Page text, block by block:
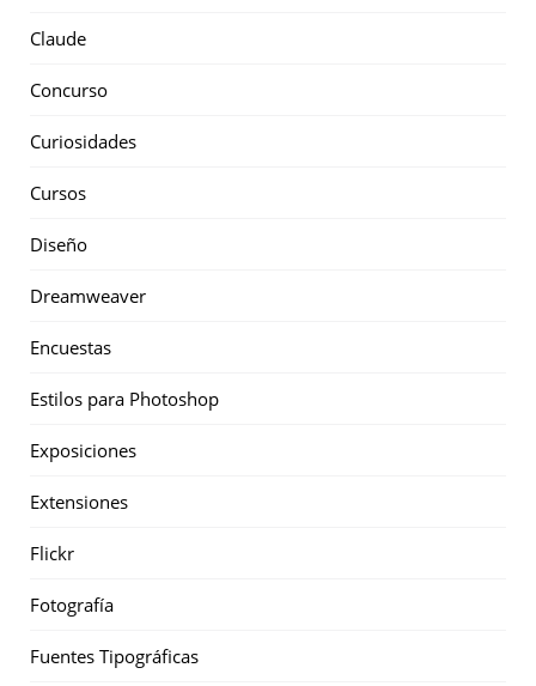
Claude
Concurso
Curiosidades
Cursos
Diseño
Dreamweaver
Encuestas
Estilos para Photoshop
Exposiciones
Extensiones
Flickr
Fotografía
Fuentes Tipográficas